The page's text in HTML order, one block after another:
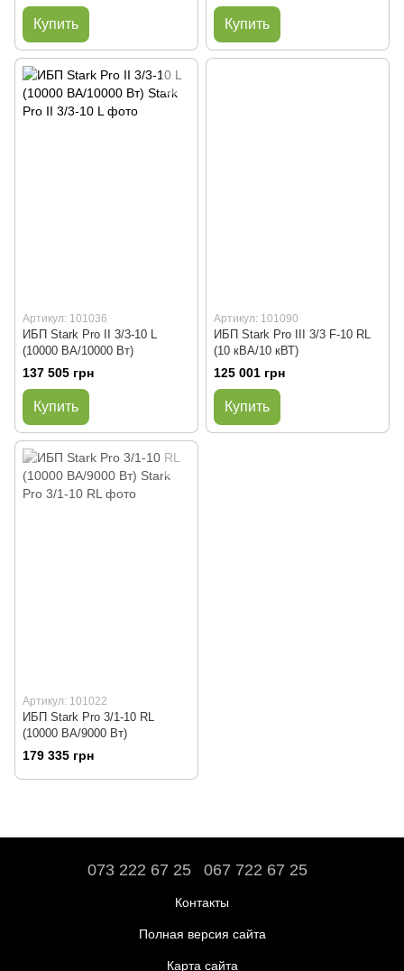
Купить Купить
Артикул: 101036
ИБП Stark Pro II 3/3-10 L
(10000 ВА/10000 Вт)
137 505 грн
Купить
Артикул: 101090
ИБП Stark Pro III 3/3 F-10 RL
(10 кВА/10 кВТ)
125 001 грн
Купить
Артикул: 101022
ИБП Stark Pro 3/1-10 RL
(10000 ВА/9000 Вт)
179 335 грн
073 222 67 25 067 722 67 25
Контакты
Полная версия сайта
Карта сайта